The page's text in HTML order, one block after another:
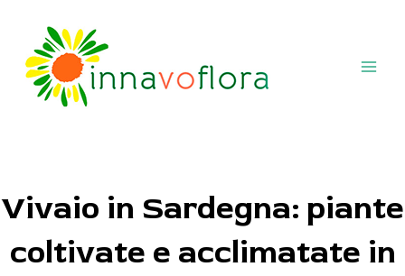
contenuto
Vivaio in Sardegna: piante
coltivate e acclimatate in